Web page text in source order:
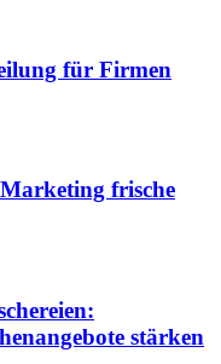
für Firmen
frische
stärken